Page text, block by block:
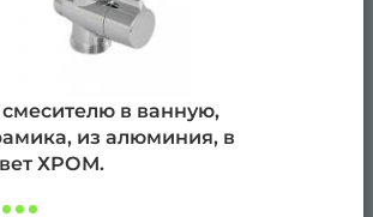
в ванную,
из алюминия, в
ХРОМ.